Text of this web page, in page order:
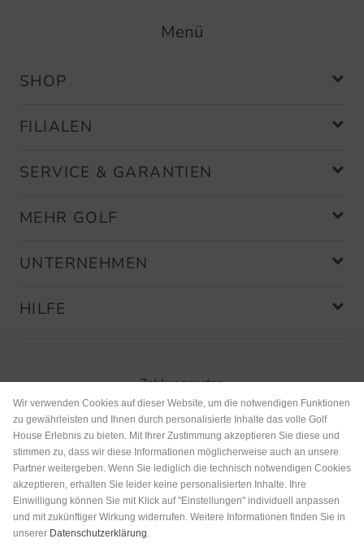
Menü
SHOP
FILIALEN
SERVICE & GARANTIEN
MEHR GOLF
UNTERNEHMEN
HILFE
Zahlungsarten
Wir verwenden Cookies auf dieser Website, um die notwendigen Funktionen
zu gewährleisten und Ihnen durch personalisierte Inhalte das volle Golf
House Erlebnis zu bieten. Mit Ihrer Zustimmung akzeptieren Sie diese und
stimmen zu, dass wir diese Informationen möglicherweise auch an unsere
Partner weitergeben. Wenn Sie lediglich die technisch notwendigen Cookies
akzeptieren, erhalten Sie leider keine personalisierten Inhalte. Ihre
Einwilligung können Sie mit Klick auf "Einstellungen" individuell anpassen
und mit zukünftiger Wirkung widerrufen. Weitere Informationen finden Sie in
unserer Datenschutzerklärung.